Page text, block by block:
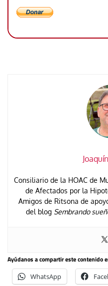
Consiliario de la HOAC de
de Afectados por la
Amigos de Ritsona de
del blog Sembrando
Ayúdanos a compartir este contenido
WhatsApp